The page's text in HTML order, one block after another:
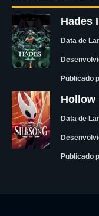
Hades
Data de
Publicado
Hollow
Data de
Publicado